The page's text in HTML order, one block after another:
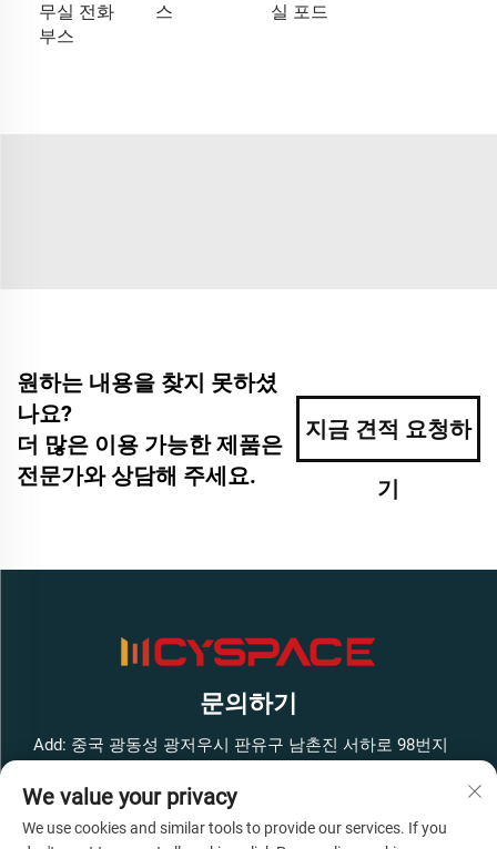
무실 전화
부스
스
실 포드
원하는 내용을 찾지 못하셨
나요?
더 많은 이용 가능한 제품은
전문가와 상담해 주세요.
지금 견적 요청하
기
문의하기
Add: 중국 광동성 광저우시 판유구 남촌진 서하로 98번지
전화:+86-13316062192
이메일:[email protected]
We value your privacy
We use cookies and similar tools to provide our services. If you